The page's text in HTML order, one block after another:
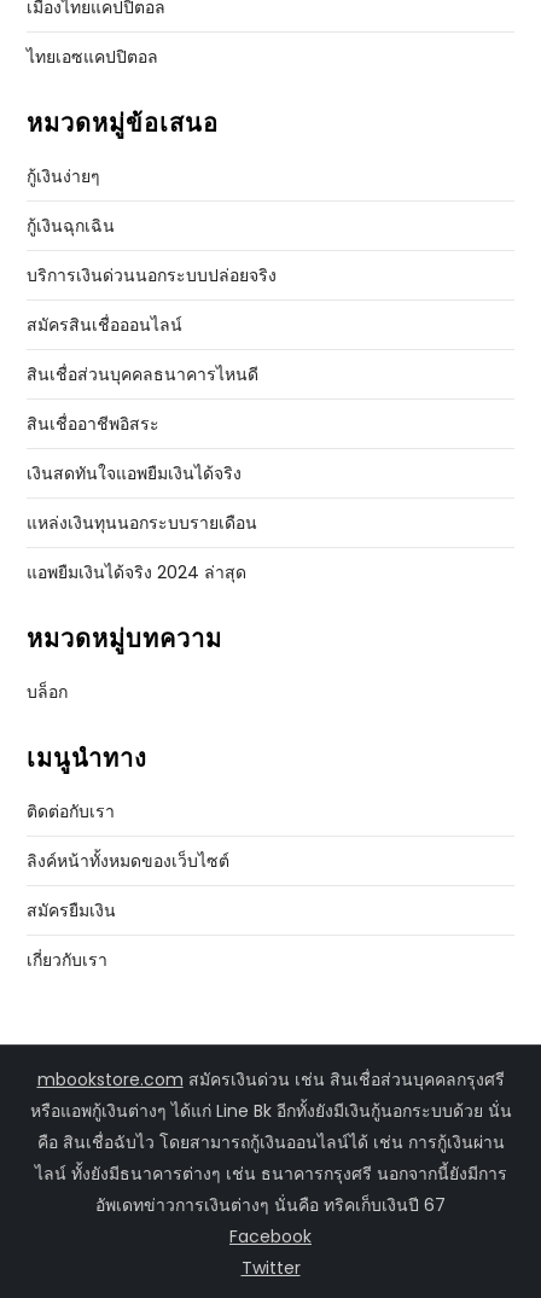
เมืองไทยแคปปิตอล
ไทยเอซแคปปิตอล
หมวดหมู่ข้อเสนอ
กู้เงินง่ายๆ
กู้เงินฉุกเฉิน
บริการเงินด่วนนอกระบบปล่อยจริง
สมัครสินเชื่อออนไลน์
สินเชื่อส่วนบุคคลธนาคารไหนดี
สินเชื่ออาชีพอิสระ
เงินสดทันใจแอพยืมเงินได้จริง
แหล่งเงินทุนนอกระบบรายเดือน
แอพยืมเงินได้จริง 2024 ล่าสุด
หมวดหมู่บทความ
บล็อก
เมนูนำทาง
ติดต่อกับเรา
ลิงค์หน้าทั้งหมดของเว็บไซต์
สมัครยืมเงิน
เกี่ยวกับเรา
mbookstore.com สมัครเงินด่วน เช่น สินเชื่อส่วนบุคคลกรุงศรี
หรือแอพกู้เงินต่างๆ ได้แก่ Line Bk อีกทั้งยังมีเงินกู้นอกระบบด้วย นั่น
คือ สินเชื่อฉับไว โดยสามารถกู้เงินออนไลน์ได้ เช่น การกู้เงินผ่าน
ไลน์ ทั้งยังมีธนาคารต่างๆ เช่น ธนาคารกรุงศรี นอกจากนี้ยังมีการ
อัพเดทข่าวการเงินต่างๆ นั่นคือ ทริคเก็บเงินปี 67
Facebook
Twitter